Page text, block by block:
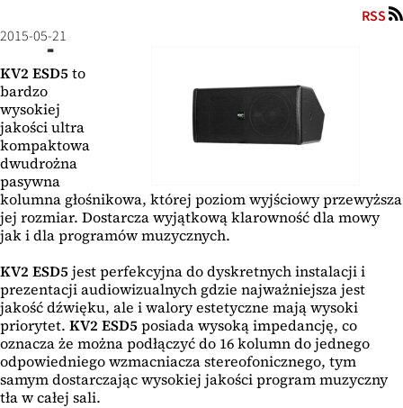
RSS
2015-05-21
KV2 ESD5 to
bardzo
wysokiej
jakości ultra
kompaktowa
dwudrożna
pasywna
kolumna głośnikowa, której poziom wyjściowy przewyższa
jej rozmiar. Dostarcza wyjątkową klarowność dla mowy
jak i dla programów muzycznych.
KV2 ESD5 jest perfekcyjna do dyskretnych instalacji i
prezentacji audiowizualnych gdzie najważniejsza jest
jakość dźwięku, ale i walory estetyczne mają wysoki
priorytet. KV2 ESD5 posiada wysoką impedancję, co
oznacza że można podłączyć do 16 kolumn do jednego
odpowiedniego wzmacniacza stereofonicznego, tym
samym dostarczając wysokiej jakości program muzyczny
tła w całej sali.